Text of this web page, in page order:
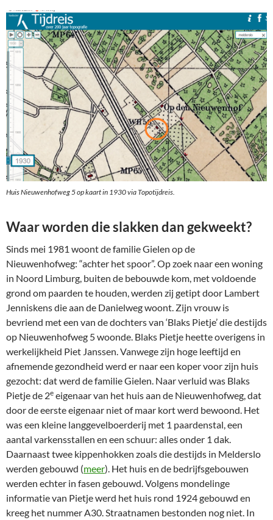
Huis Nieuwenhofweg 5 op kaart in 1930 via Topotijdreis.
Waar worden die slakken dan gekweekt?
Sinds mei 1981 woont de familie Gielen op de
Nieuwenhofweg: “achter het spoor”. Op zoek naar een woning
in Noord Limburg, buiten de bebouwde kom, met voldoende
grond om paarden te houden, werden zij getipt door Lambert
Jenniskens die aan de Danielweg woont. Zijn vrouw is
bevriend met een van de dochters van ‘Blaks Pietje’ die destijds
op Nieuwenhofweg 5 woonde. Blaks Pietje heette overigens in
werkelijkheid Piet Janssen. Vanwege zijn hoge leeftijd en
afnemende gezondheid werd er naar een koper voor zijn huis
gezocht: dat werd de familie Gielen. Naar verluid was Blaks
Pietje de 2e eigenaar van het huis aan de Nieuwenhofweg, dat
door de eerste eigenaar niet of maar kort werd bewoond. Het
was een kleine langgevelboerderij met 1 paardenstal, een
aantal varkensstallen en een schuur: alles onder 1 dak.
Daarnaast twee kippenhokken zoals die destijds in Melderslo
werden gebouwd (meer). Het huis en de bedrijfsgebouwen
werden echter in fasen gebouwd. Volgens mondelinge
informatie van Pietje werd het huis rond 1924 gebouwd en
kreeg het nummer A30. Straatnamen bestonden nog niet. In